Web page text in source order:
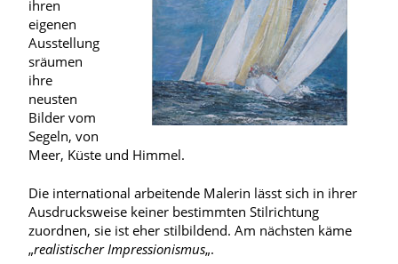
ihren
eigenen
Ausstellung
sräumen
ihre
neusten
Bilder vom
Segeln, von
Meer, Küste und Himmel.
Die international arbeitende Malerin lässt sich in ihrer
Ausdrucksweise keiner bestimmten Stilrichtung
zuordnen, sie ist eher stilbildend. Am nächsten käme
„realistischer Impressionismus„.